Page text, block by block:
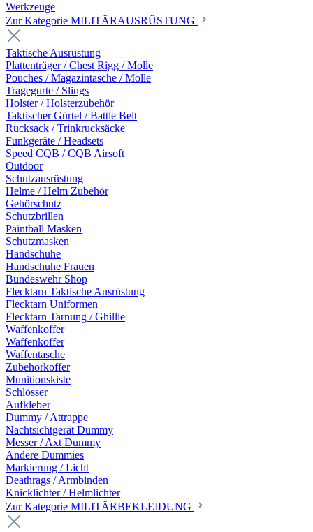
Werkzeuge
Zur Kategorie MILITÄRAUSRÜSTUNG
Taktische Ausrüstung
Plattenträger / Chest Rigg / Molle
Pouches / Magazintasche / Molle
Tragegurte / Slings
Holster / Holsterzubehör
Taktischer Gürtel / Battle Belt
Rucksack / Trinkrucksäcke
Funkgeräte / Headsets
Speed CQB / CQB Airsoft
Outdoor
Schutzausrüstung
Helme / Helm Zubehör
Gehörschutz
Schutzbrillen
Paintball Masken
Schutzmasken
Handschuhe
Handschuhe Frauen
Bundeswehr Shop
Flecktarn Taktische Ausrüstung
Flecktarn Uniformen
Flecktarn Tarnung / Ghillie
Waffenkoffer
Waffenkoffer
Waffentasche
Zubehörkoffer
Munitionskiste
Schlösser
Aufkleber
Dummy / Attrappe
Nachtsichtgerät Dummy
Messer / Axt Dummy
Andere Dummies
Markierung / Licht
Deathrags / Armbinden
Knicklichter / Helmlichter
Zur Kategorie MILITÄRBEKLEIDUNG